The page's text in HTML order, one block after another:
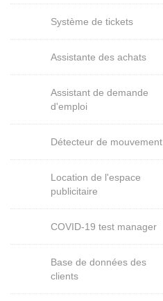
Système de tickets
Assistante des achats
Assistant de demande
d'emploi
Détecteur de mouvement
Location de l'espace
publicitaire
COVID-19 test manager
Base de données des
clients